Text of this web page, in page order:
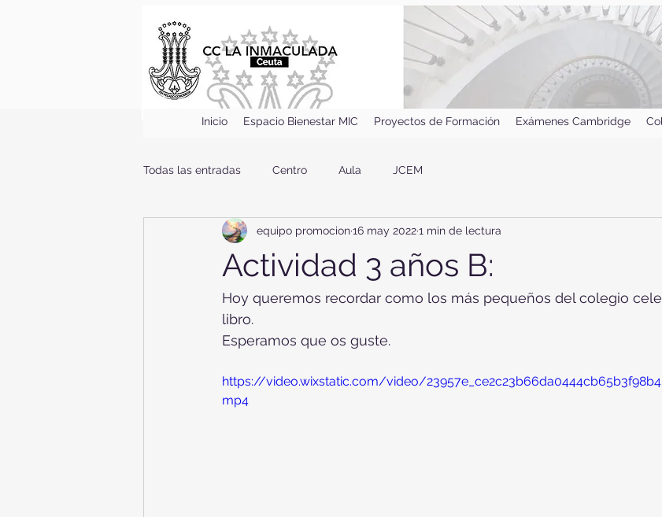
Inicio Espacio Bienestar MIC Proyectos de Formación Exámenes Cambridge
Todas las entradas Centro Aula JCEM
Actividad 3 años B:
equipo promocion16 may 20221 min de lectura
Hoy queremos recordar como los más pequeños del colegio
libro.
Esperamos que os guste.
https://video.wixstatic.com/video/
mp4